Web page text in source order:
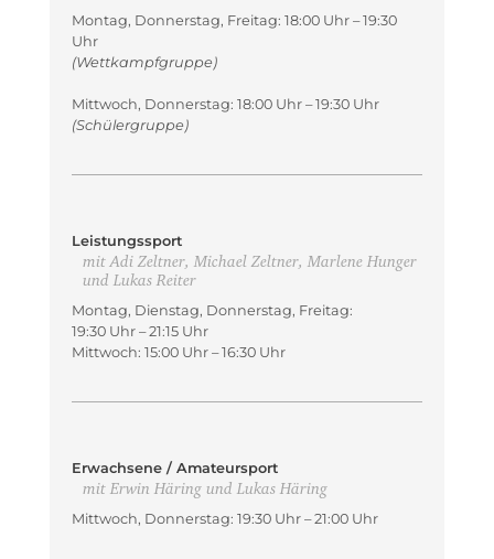
Montag, Donnerstag, Freitag: 18:00 Uhr – 19:30
Uhr
(Wettkampfgruppe)
Mittwoch, Donnerstag: 18:00 Uhr – 19:30 Uhr
(Schülergruppe)
Leistungssport
mit Adi Zeltner, Michael Zeltner, Marlene Hunger
und Lukas Reiter
Montag, Dienstag, Donnerstag, Freitag:
19:30 Uhr – 21:15 Uhr
Mittwoch: 15:00 Uhr – 16:30 Uhr
Erwachsene / Amateursport
mit Erwin Häring und Lukas Häring
Mittwoch, Donnerstag: 19:30 Uhr – 21:00 Uhr